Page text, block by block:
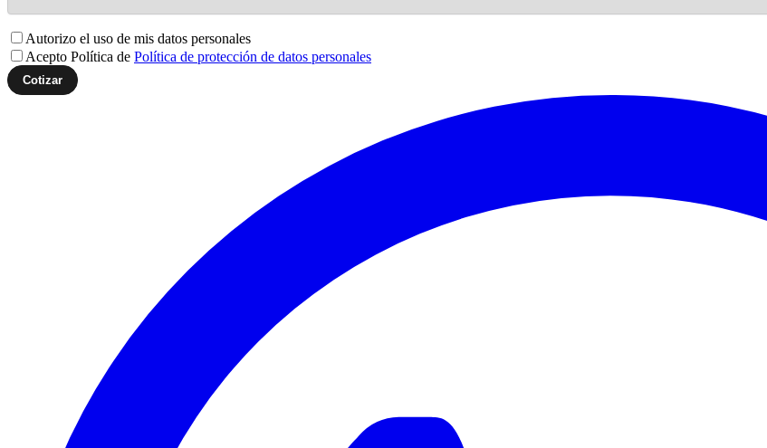
Autorizo el uso de mis datos personales
Acepto Política de Política de protección de datos personales
Cotizar